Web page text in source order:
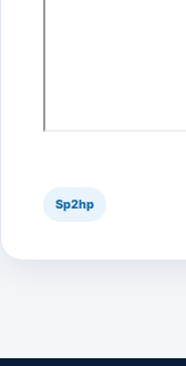
Sp2hp